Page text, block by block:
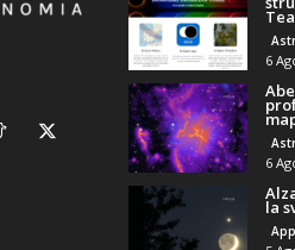
6
6
la